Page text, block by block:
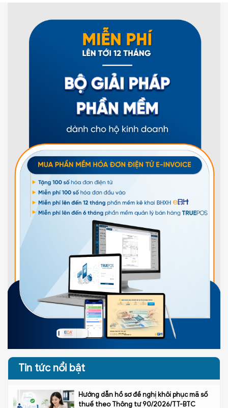
Tin tức nổi bật
Hướng dẫn hồ sơ đề nghị khôi phục mã số
thuế theo Thông tư 90/2026/TT-BTC